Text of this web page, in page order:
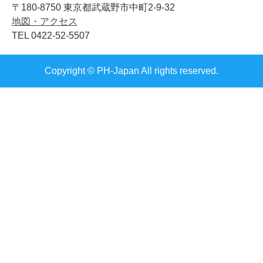
〒180-8750 東京都武蔵野市中町2-9-32
地図・アクセス
TEL 0422-52-5507
Copyright © PH-Japan All rights reserved.